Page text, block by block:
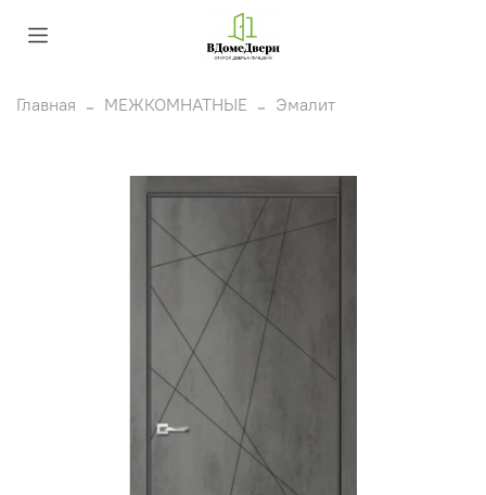
Главная МЕЖКОМНАТНЫЕ Эмалит